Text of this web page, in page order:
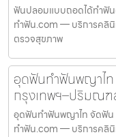
ฟันปลอมแบบถอดได้ทำฟั
ทำฟัน.com — บริการคลิ
ตรวจสุขภาพ
อุดฟันทำฟันพญาไ
กรุงเทพฯ–ปริมณ
อุดฟันทำฟันพญาไท จัดฟัน
ทำฟัน.com — บริการคลิ